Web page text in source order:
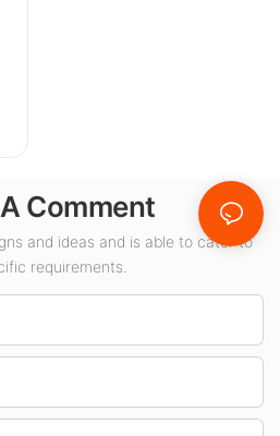
Comment
and ideas and is able to cater to
requirements.